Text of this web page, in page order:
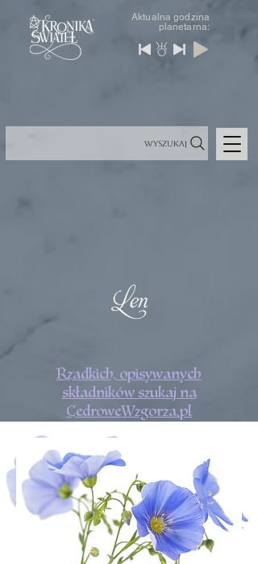
Aktualna godzina
planetarna:
Wyszukaj
Len
Rzadkich, opisywanych
składników szukaj na
CedroweWzgorza.pl